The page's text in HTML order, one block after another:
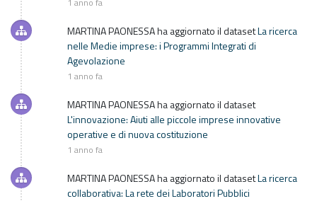
MARTINA PAONESSAha aggiornato il datasetLa ricerca
nelle Medie imprese: i Programmi Integrati di
Agevolazione
1 anno fa
MARTINA PAONESSAha aggiornato il dataset
L'innovazione: Aiuti alle piccole imprese innovative
operative e di nuova costituzione
1 anno fa
MARTINA PAONESSAha aggiornato il datasetLa ricerca
collaborativa: La rete dei Laboratori Pubblici